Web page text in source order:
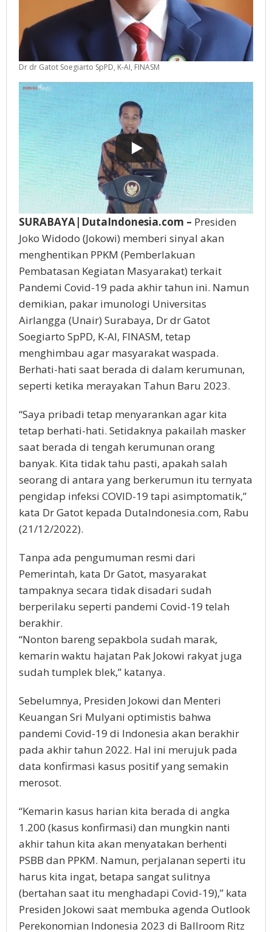
Dr dr Gatot Soegiarto SpPD, K-AI, FINASM
SURABAYA|DutaIndonesia.com – Presiden
Joko Widodo (Jokowi) memberi sinyal akan
menghentikan PPKM (Pemberlakuan
Pembatasan Kegiatan Masyarakat) terkait
Pandemi Covid-19 pada akhir tahun ini. Namun
demikian, pakar imunologi Universitas
Airlangga (Unair) Surabaya, Dr dr Gatot
Soegiarto SpPD, K-AI, FINASM, tetap
menghimbau agar masyarakat waspada.
Berhati-hati saat berada di dalam kerumunan,
seperti ketika merayakan Tahun Baru 2023.
“Saya pribadi tetap menyarankan agar kita
tetap berhati-hati. Setidaknya pakailah masker
saat berada di tengah kerumunan orang
banyak. Kita tidak tahu pasti, apakah salah
seorang di antara yang berkerumun itu ternyata
pengidap infeksi COVID-19 tapi asimptomatik,”
kata Dr Gatot kepada DutaIndonesia.com, Rabu
(21/12/2022).
Tanpa ada pengumuman resmi dari
Pemerintah, kata Dr Gatot, masyarakat
tampaknya secara tidak disadari sudah
berperilaku seperti pandemi Covid-19 telah
berakhir.
“Nonton bareng sepakbola sudah marak,
kemarin waktu hajatan Pak Jokowi rakyat juga
sudah tumplek blek,” katanya.
Sebelumnya, Presiden Jokowi dan Menteri
Keuangan Sri Mulyani optimistis bahwa
pandemi Covid-19 di Indonesia akan berakhir
pada akhir tahun 2022. Hal ini merujuk pada
data konfirmasi kasus positif yang semakin
merosot.
“Kemarin kasus harian kita berada di angka
1.200 (kasus konfirmasi) dan mungkin nanti
akhir tahun kita akan menyatakan berhenti
PSBB dan PPKM. Namun, perjalanan seperti itu
harus kita ingat, betapa sangat sulitnya
(bertahan saat itu menghadapi Covid-19),” kata
Presiden Jokowi saat membuka agenda Outlook
Perekonomian Indonesia 2023 di Ballroom Ritz